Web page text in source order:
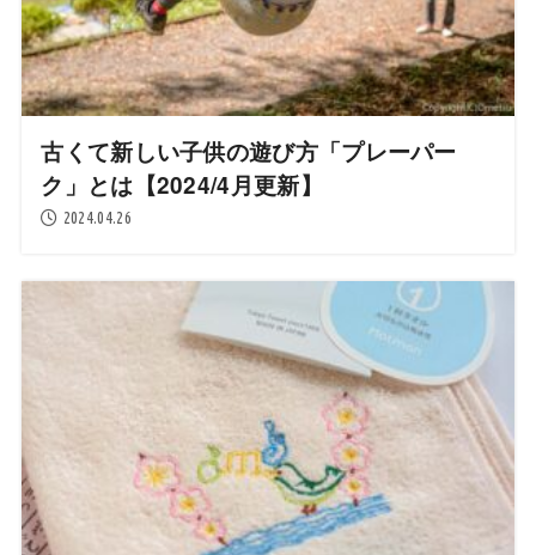
古くて新しい子供の遊び方「プレーパー
ク」とは【2024/4月更新】
2024.04.26